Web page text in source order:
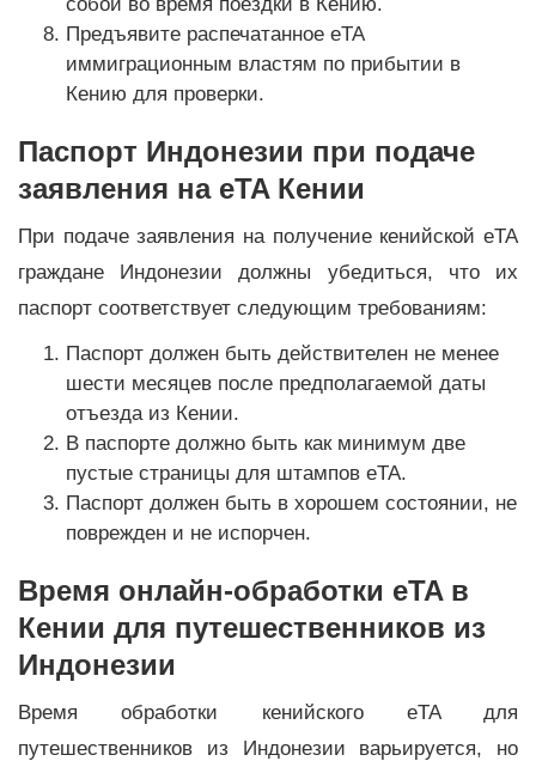
Предъявите распечатанное eTA
иммиграционным властям по прибытии в
Кению для проверки.
Паспорт Индонезии при подаче
заявления на eTA Кении
При подаче заявления на получение кенийской eTA
граждане Индонезии должны убедиться, что их
паспорт соответствует следующим требованиям:
Паспорт должен быть действителен не менее
шести месяцев после предполагаемой даты
отъезда из Кении.
В паспорте должно быть как минимум две
пустые страницы для штампов eTA.
Паспорт должен быть в хорошем состоянии, не
поврежден и не испорчен.
Время онлайн-обработки eTA в
Кении для путешественников из
Индонезии
Время обработки кенийского eTA для
путешественников из Индонезии варьируется, но